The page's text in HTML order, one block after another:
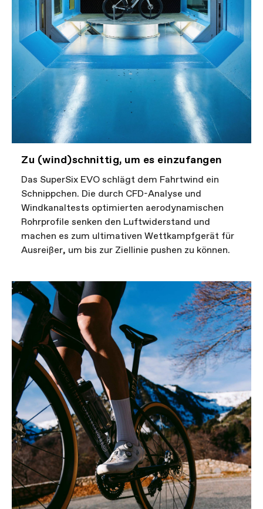
Zu (wind)schnittig, um es einzufangen
Das SuperSix EVO schlägt dem Fahrtwind ein
Schnippchen. Die durch CFD-Analyse und
Windkanaltests optimierten aerodynamischen
Rohrprofile senken den Luftwiderstand und
machen es zum ultimativen Wettkampfgerät für
Ausreißer, um bis zur Ziellinie pushen zu können.